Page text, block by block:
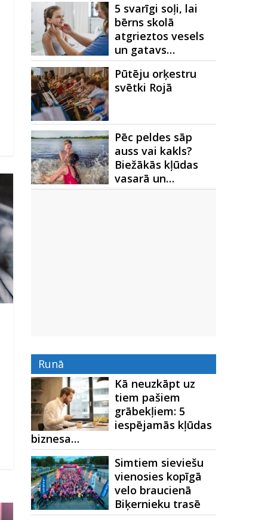
5 svarīgi soļi, lai
bērns skolā
atgrieztos vesels
un gatavs…
Pūtēju orķestru
svētki Rojā
Pēc peldes sāp
auss vai kakls?
Biežākās kļūdas
vasarā un…
Runā
Kā neuzkāpt uz
tiem pašiem
grābekļiem: 5
iespējamās kļūdas
biznesa…
Simtiem sieviešu
vienosies kopīgā
velo braucienā
Biķernieku trasē